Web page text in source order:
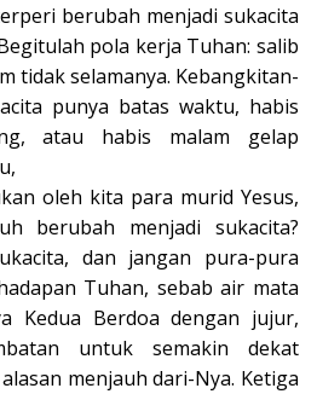
berubah menjadi sukacita
pola kerja Tuhan: salib
tidak selamanya. Kebangkitan-
punya batas waktu, habis
atau habis malam gelap
oleh kita para murid Yesus,
berubah menjadi sukacita?
dan jangan pura-pura
Tuhan, sebab air mata
Kedua Berdoa dengan jujur,
untuk semakin dekat
menjauh dari-Nya. Ketiga